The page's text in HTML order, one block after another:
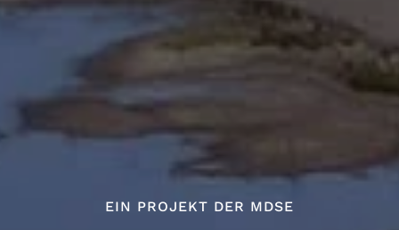
EIN PROJEKT DER MDSE